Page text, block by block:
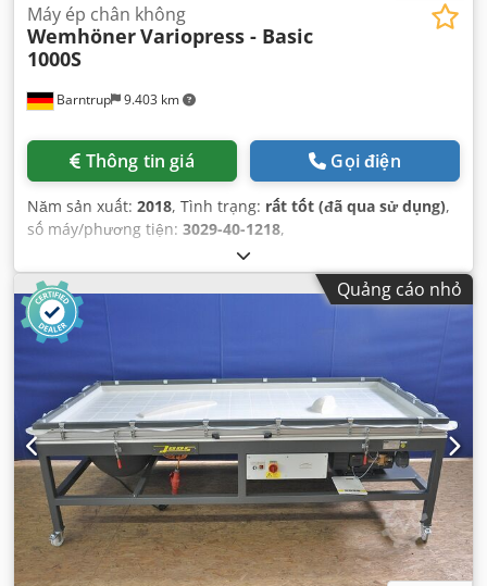
Barntrup 9.403 km
Máy ép chân không
WemhönerVariopress - Basic
1000S
Thông tin giá Gọi điện
Năm sản xuất: 2018, Tình trạng: rất tốt (đã qua sử dụng),
số máy/phương tiện: 3029-40-1218,
Quảng cáo nhỏ